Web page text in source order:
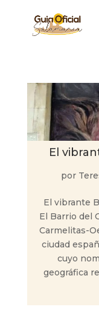
El
por
El vibrante
El Barrio del
Carmelitas-
ciudad
cuyo
geográfica